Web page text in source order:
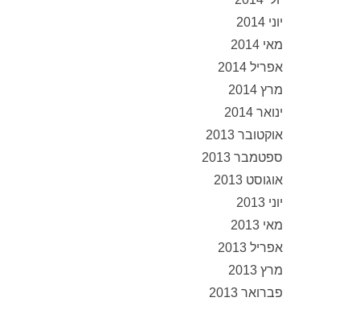
יוני 2014
מאי 2014
אפריל 2014
מרץ 2014
ינואר 2014
אוקטובר 2013
ספטמבר 2013
אוגוסט 2013
יוני 2013
מאי 2013
אפריל 2013
מרץ 2013
פברואר 2013